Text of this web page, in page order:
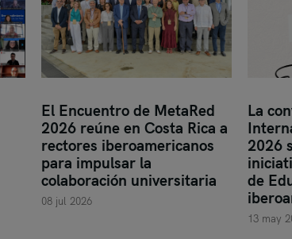
El Encuentro de MetaRed
2026 reúne en Costa Rica a
rectores iberoamericanos
para impulsar la
colaboración universitaria
08 jul 2026
La
2026
de
13 may